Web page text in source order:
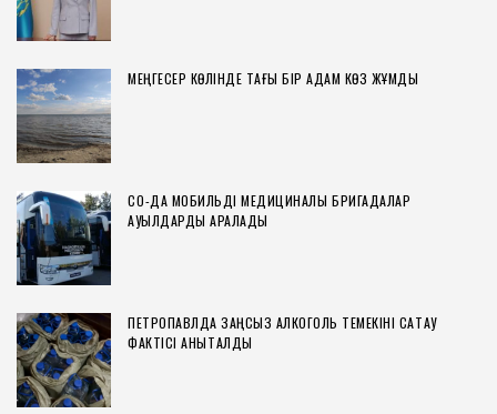
МЕҢГЕСЕР КӨЛІНДЕ ТАҒЫ БІР АДАМ КӨЗ ЖҰМДЫ
СҚО-ДА МОБИЛЬДІ МЕДИЦИНАЛЫҚ БРИГАДАЛАР
АУЫЛДАРДЫ АРАЛАДЫ
ПЕТРОПАВЛДА ЗАҢСЫЗ АЛКОГОЛЬ ТЕМЕКІНІ САҚТАУ
ФАКТІСІ АНЫҚТАЛДЫ